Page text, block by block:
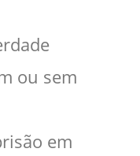
ou sem
em